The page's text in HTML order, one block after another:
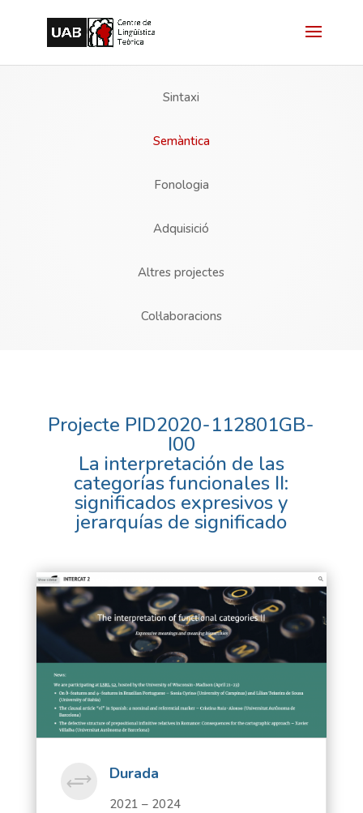
Sintaxi
Semàntica
Fonologia
Adquisició
Altres projectes
Col·laboracions
Projecte PID2020-112801GB-
I00
La interpretación de las
categorías funcionales II:
significados expresivos y
jerarquías de significado
+ Durada
2021 – 2024